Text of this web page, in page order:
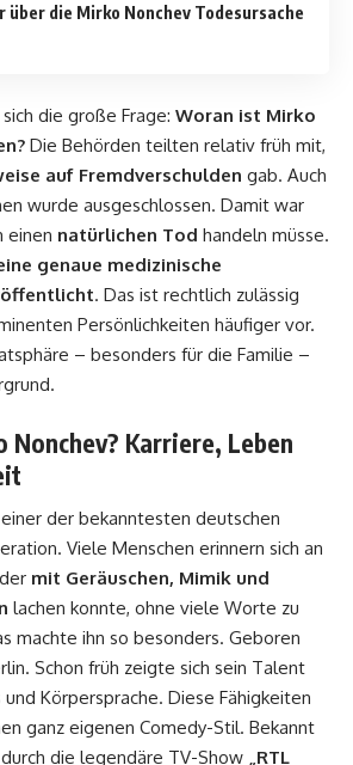
über die Mirko Nonchev Todesursache
die große Frage: Woran ist Mirko
Die Behörden teilten relativ früh mit,
auf Fremdverschulden gab. Auch
wurde ausgeschlossen. Damit war
einen natürlichen Tod handeln müsse.
genaue medizinische
. Das ist rechtlich zulässig
Persönlichkeiten häufiger vor.
– besonders für die Familie –
Karriere, Leben
der bekanntesten deutschen
Viele Menschen erinnern sich an
mit Geräuschen, Mimik und
lachen konnte, ohne viele Worte zu
machte ihn so besonders. Geboren
Schon früh zeigte sich sein Talent
und Körpersprache. Diese Fähigkeiten
ganz eigenen Comedy-Stil. Bekannt
die legendäre TV-Show „RTL